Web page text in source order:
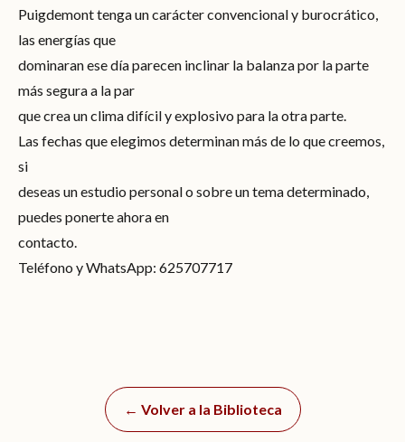
Puigdemont tenga un carácter convencional y burocrático,
las energías que
dominaran ese día parecen inclinar la balanza por la parte
más segura a la par
que crea un clima difícil y explosivo para la otra parte.
Las fechas que elegimos determinan más de lo que creemos,
si
deseas un estudio personal o sobre un tema determinado,
puedes ponerte ahora en
contacto.
Teléfono y WhatsApp: 625707717
← Volver a la Biblioteca